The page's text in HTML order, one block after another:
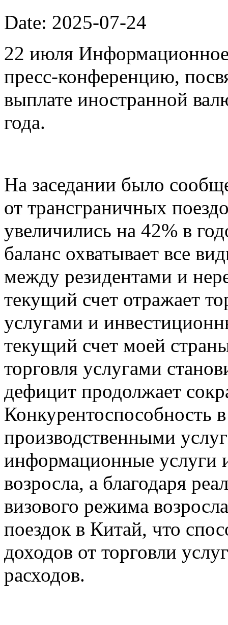
Date: 2025-07-24
22 июля
пресс-конференцию,
выплате иностранной
года.
На заседании было
от трансграничных
увеличились на 42% в
баланс охватывает все
между резидентами и
текущий счет отражает
услугами и
текущий счет моей
торговля услугами
дефицит продолжает
Конкурентоспособность
производственными
информационные услуги
возросла, а благодаря
визового режима
поездок в Китай, что
доходов от торговли
расходов.